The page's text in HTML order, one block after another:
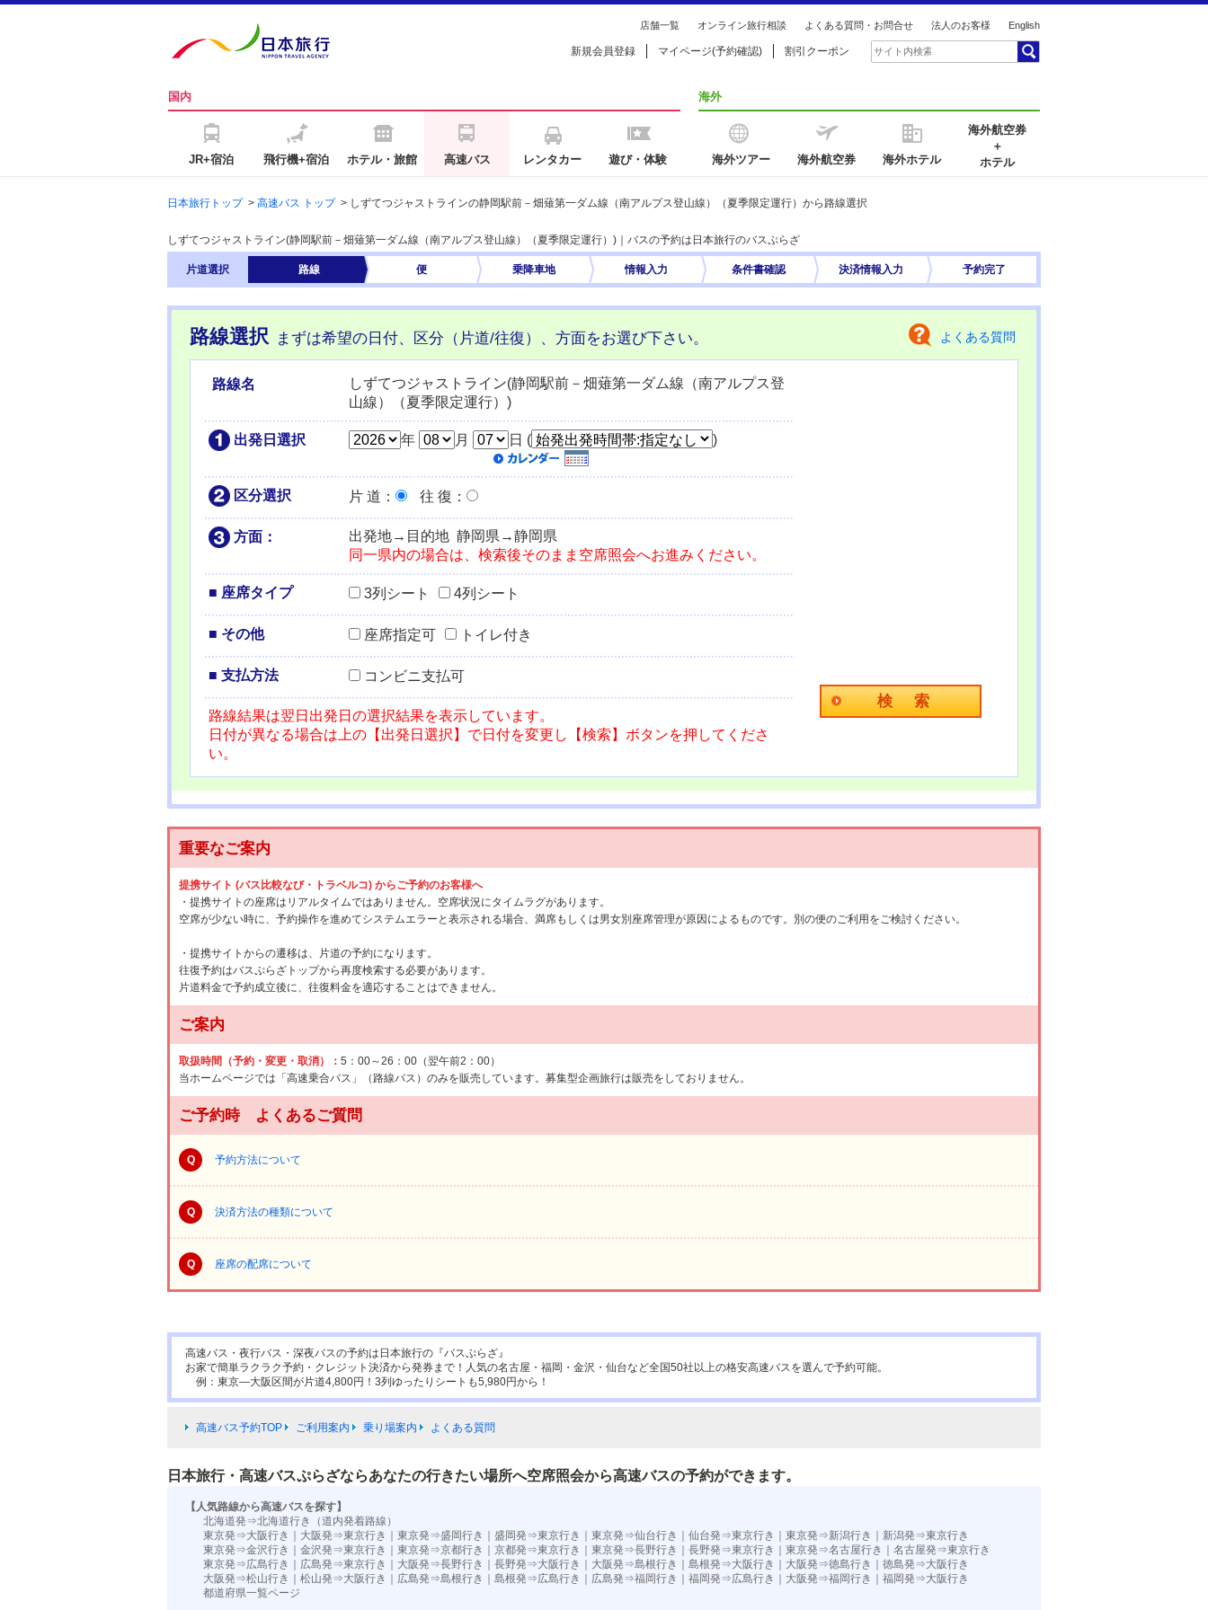
店舗一覧 オンライン旅行相談 よくある質問・お問合せ 法人のお客様 English
新規会員登録 マイページ(予約確認) 割引クーポン
国内
JR+宿泊 飛行機+宿泊 ホテル・旅館 高速バス レンタカー 遊び・体験
海外
海外ツアー 海外航空券 海外ホテル
海外航空券
＋
ホテル
日本旅行トップ> 高速バス トップ> しずてつジャストラインの静岡駅前－畑薙第一ダム線（南アルプス登山線）（夏季限定運行）から路線選択
しずてつジャストライン(静岡駅前－畑薙第一ダム線（南アルプス登山線）（夏季限定運行）)｜バスの予約は日本旅行のバスぷらざ
片道選択 路線 便 乗降車地 情報入力 条件書確認 決済情報入力 予約完了
路線選択 まずは希望の日付、区分（片道/往復）、方面をお選び下さい。 よくある質問
路線名
しずてつジャストライン(静岡駅前－畑薙第一ダム線（南アルプス登
山線）（夏季限定運行）)
出発日選択 年 月 日 ( )
区分選択 片 道 ： 往 復 ：
方面：
出発地→目的地 静岡県→静岡県
同一県内の場合は、検索後そのまま空席照会へお進みください。
■ 座席タイプ 3列シート 4列シート
■ その他 座席指定可 トイレ付き
■ 支払方法 コンビニ支払可
路線結果は翌日出発日の選択結果を表示しています。
日付が異なる場合は上の【出発日選択】で日付を変更し【検索】ボタンを押してくださ
い。
重要なご案内
提携サイト (バス比較なび・トラベルコ) からご予約のお客様へ
・提携サイトの座席はリアルタイムではありません。空席状況にタイムラグがあります。
空席が少ない時に、予約操作を進めてシステムエラーと表示される場合、満席もしくは男女別座席管理が原因によるものです。別の便のご利用をご検討ください。
・提携サイトからの遷移は、片道の予約になります。
往復予約はバスぷらざトップから再度検索する必要があります。
片道料金で予約成立後に、往復料金を適応することはできません。
ご案内
取扱時間（予約・変更・取消）： 5：00～26：00（翌午前2：00）
当ホームページでは「高速乗合バス」（路線バス）のみを販売しています。募集型企画旅行は販売をしておりません。
ご予約時 よくあるご質問
Q 予約方法について
Q 決済方法の種類について
Q 座席の配席について
高速バス・夜行バス・深夜バスの予約は日本旅行の『バスぷらざ』
お家で簡単ラクラク予約・クレジット決済から発券まで！人気の名古屋・福岡・金沢・仙台など全国50社以上の格安高速バスを選んで予約可能。
例：東京―大阪区間が片道4,800円！3列ゆったりシートも5,980円から！
高速バス予約TOP ご利用案内 乗り場案内 よくある質問
日本旅行・高速バスぷらざならあなたの行きたい場所へ空席照会から高速バスの予約ができます。
【人気路線から高速バスを探す】
北海道発⇒北海道行き（道内発着路線）
東京発⇒大阪行き
大阪発⇒東京行き 東京発⇒盛岡行き 盛岡発⇒東京行き 東京発⇒仙台行き 仙台発⇒東京行き 東京発⇒新潟行き
新潟発⇒東京行き
東京発⇒金沢行き
金沢発⇒東京行き 東京発⇒京都行き 京都発⇒東京行き 東京発⇒長野行き 長野発⇒東京行き 東京発⇒名古屋行き
名古屋発⇒東京行き
東京発⇒広島行き
広島発⇒東京行き 大阪発⇒長野行き 長野発⇒大阪行き 大阪発⇒島根行き 島根発⇒大阪行き 大阪発⇒徳島行き
徳島発⇒大阪行き
大阪発⇒松山行き
松山発⇒大阪行き 広島発⇒島根行き 島根発⇒広島行き 広島発⇒福岡行き 福岡発⇒広島行き 大阪発⇒福岡行き｜ 福岡発⇒大阪行き
都道府県一覧ページ